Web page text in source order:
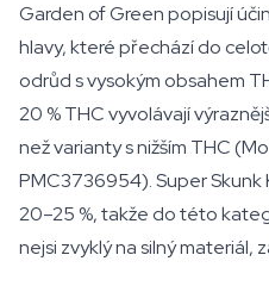
Garden of Green popisují
hlavy, které přechází do
odrůd s vysokým obsahem
20 % THC vyvolávají
než varianty s nižším THC
PMC3736954). Super Skunk
20–25 %, takže do této
nejsi zvyklý na silný materiál,